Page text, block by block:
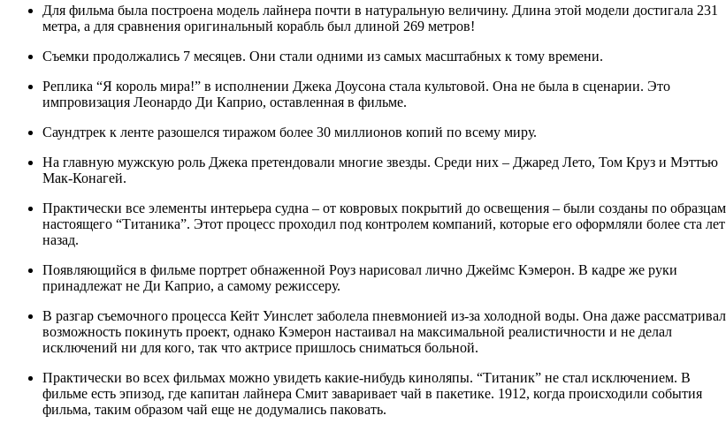
Для фильма была построена модель лайнера почти в натуральную величину. Длина этой модели достигала 231
метра, а для сравнения оригинальный корабль был длиной 269 метров!
Съемки продолжались 7 месяцев. Они стали одними из самых масштабных к тому времени.
Реплика “Я король мира!” в исполнении Джека Доусона стала культовой. Она не была в сценарии. Это
импровизация Леонардо Ди Каприо, оставленная в фильме.
Саундтрек к ленте разошелся тиражом более 30 миллионов копий по всему миру.
На главную мужскую роль Джека претендовали многие звезды. Среди них – Джаред Лето, Том Круз и Мэттью
Мак-Конагей.
Практически все элементы интерьера судна – от ковровых покрытий до освещения – были созданы по образцам
настоящего “Титаника”. Этот процесс проходил под контролем компаний, которые его оформляли более ста лет
назад.
Появляющийся в фильме портрет обнаженной Роуз нарисовал лично Джеймс Кэмерон. В кадре же руки
принадлежат не Ди Каприо, а самому режиссеру.
В разгар съемочного процесса Кейт Уинслет заболела пневмонией из-за холодной воды. Она даже рассматривала
возможность покинуть проект, однако Кэмерон настаивал на максимальной реалистичности и не делал
исключений ни для кого, так что актрисе пришлось сниматься больной.
Практически во всех фильмах можно увидеть какие-нибудь киноляпы. “Титаник” не стал исключением. В
фильме есть эпизод, где капитан лайнера Смит заваривает чай в пакетике. 1912, когда происходили события
фильма, таким образом чай еще не додумались паковать.